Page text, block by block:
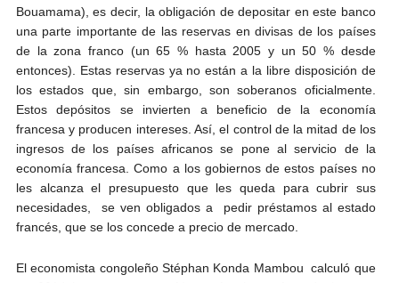
Bouamama), es decir, la obligación de depositar en este banco
una parte importante de las reservas en divisas de los países
de la zona franco (un 65 % hasta 2005 y un 50 % desde
entonces). Estas reservas ya no están a la libre disposición de
los estados que, sin embargo, son soberanos oficialmente.
Estos depósitos se invierten a beneficio de la economía
francesa y producen intereses. Así, el control de la mitad de los
ingresos de los países africanos se pone al servicio de la
economía francesa. Como a los gobiernos de estos países no
les alcanza el presupuesto que les queda para cubrir sus
necesidades, se ven obligados a pedir préstamos al estado
francés, que se los concede a precio de mercado.
El economista congoleño Stéphan Konda Mambou calculó que